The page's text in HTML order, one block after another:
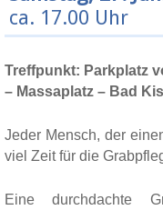
ca. 17.00 Uhr
Treffpunkt: Parkplatz
– Massaplatz – Bad
Jeder Mensch, der
viel Zeit für die
Eine durchdachte